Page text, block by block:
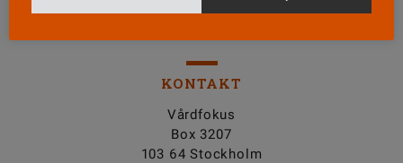
KONTAKT
Vårdfokus
Box 3207
103 64 Stockholm